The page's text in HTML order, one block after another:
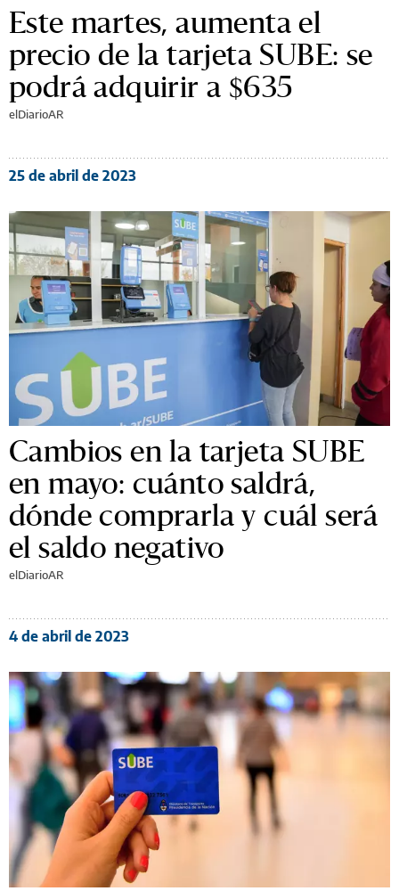
Este martes, aumenta el
precio de la tarjeta SUBE: se
podrá adquirir a $635
elDiarioAR
25 de abril de 2023
Cambios en la tarjeta SUBE
en mayo: cuánto saldrá,
dónde comprarla y cuál será
el saldo negativo
elDiarioAR
4 de abril de 2023